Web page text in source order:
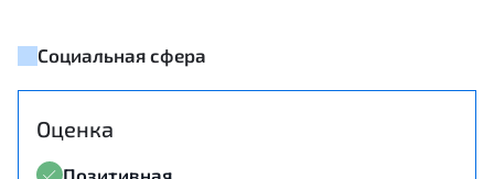
Социальная сфера
Оценка
Позитивная